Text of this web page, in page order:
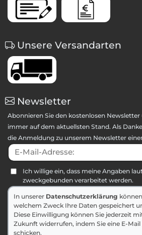
Unsere Versandarten
Newsletter
Abonnieren Sie den kostenlosen Newsletter
immer auf dem aktuellsten Stand. Als
die Anmeldung zu unserem Newsletter
E-Mail-Adresse:
Ich willige ein, dass meine Angaben
zweckgebunden verarbeitet werden.
In unserer Datenschutzerklärung
welchem Zweck Ihre Daten gespeichert
Diese Einwilligung können Sie jederzeit
Zukunft widerrufen, indem Sie eine E-Mail
schicken.